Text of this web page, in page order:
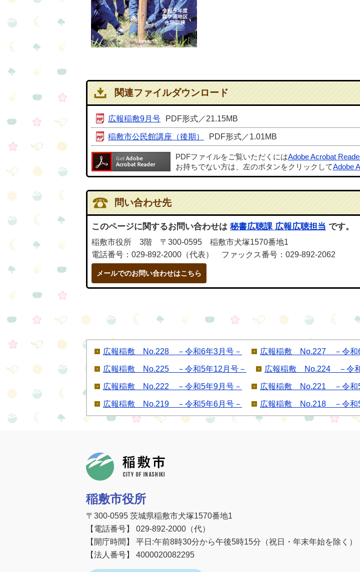
関連ファイルダウンロード
広報稲敷9月号 PDF形式／21.15MB
稲敷市公民館講座（後期） PDF形式／1.01MB
PDFファイルをご覧いただくにはAdobe Acrobat
お持ちでない方は、左のボタンをクリックしてAdobe
問い合わせ先
このページに関するお問い合わせは 秘書広聴課 広報広聴担当 です。
稲敷市役所 3階 〒300-0595 稲敷市犬塚1570番地1
電話番号：029-892-2000（代表） ファックス番号：029-892-2062
メールでのお問い合わせはこちら
広報稲敷 No.228 －令和6年3月号－ 広報稲敷 No.227 －令和
広報稲敷 No.225 －令和5年12月号－ 広報稲敷 No.224 －令和
広報稲敷 No.222 －令和5年9月号－ 広報稲敷 No.221 －令和
広報稲敷 No.219 －令和5年6月号－ 広報稲敷 No.218 －令和
稲敷市役所
〒300-0595 茨城県稲敷市犬塚1570番地1
【電話番号】 029-892-2000（代）
【開庁時間】 平日:午前8時30分から午後5時15分（祝日・年末年始を除く）
【法人番号】 4000020082295